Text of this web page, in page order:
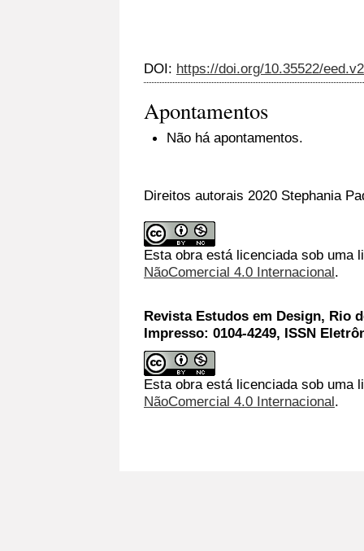
DOI: https://doi.org/10.35522/
Apontamentos
Não há apontamentos.
Direitos autorais 2020 Stephania
Esta obra está licenciada sob uma
NãoComercial 4.0 Internacional.
Revista Estudos em Design, Rio
Impresso: 0104-4249, ISSN
Esta obra está licenciada sob uma
NãoComercial 4.0 Internacional.